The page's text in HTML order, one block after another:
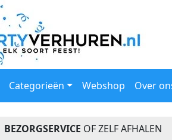
Categorieën Webshop Over
BEZORGSERVICE OF ZELF AFHALEN